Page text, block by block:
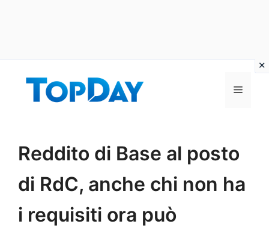
Menu
Reddito di Base al posto
di RdC, anche chi non ha
i requisiti ora può